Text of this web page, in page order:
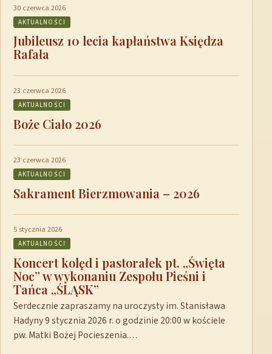
30 czerwca 2026
AKTUALNOŚCI
Jubileusz 10 lecia kapłaństwa Księdza
Rafała
23 czerwca 2026
AKTUALNOŚCI
Boże Ciało 2026
23 czerwca 2026
AKTUALNOŚCI
Sakrament Bierzmowania – 2026
5 stycznia 2026
AKTUALNOŚCI
Koncert kolęd i pastorałek pt. „Święta
Noc” w wykonaniu Zespołu Pieśni i
Tańca „ŚLĄSK”
Serdecznie zapraszamy na uroczysty im. Stanisława
Hadyny 9 stycznia 2026 r. o godzinie 20:00 w kościele
pw. Matki Bożej Pocieszenia.…